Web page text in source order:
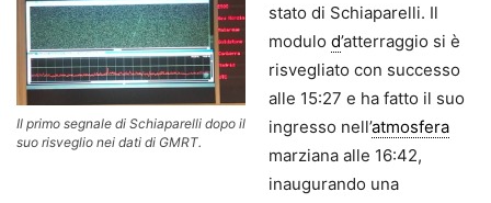
Il primo segnale di Schiaparelli dopo il
suo risveglio nei dati di GMRT.
stato di Schiaparelli. Il
modulo d’atterraggio si è
risvegliato con successo
alle 15:27 e ha fatto il suo
ingresso nell’atmosfera
marziana alle 16:42,
inaugurando una